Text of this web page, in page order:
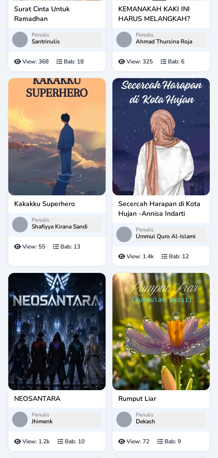
Surat Cinta Untuk
Ramadhan
Penulis
Santrinulis
View: 368 Bab: 18
KEMANAKAH KAKI INI
HARUS MELANGKAH?
Penulis
Ahmad Thursina Roja
View: 325 Bab: 6
Kakakku Superhero
Penulis
Shafiyya Kirana Sandi
View: 55 Bab: 13
Secercah Harapan di Kota
Hujan -Annisa Indarti
Penulis
Ummul Quro Al-Islami
View: 1.4k Bab: 12
NEOSANTARA
Penulis
Jhimenk
View: 1.2k Bab: 10
Rumput Liar
Penulis
Dekash
View: 72 Bab: 9